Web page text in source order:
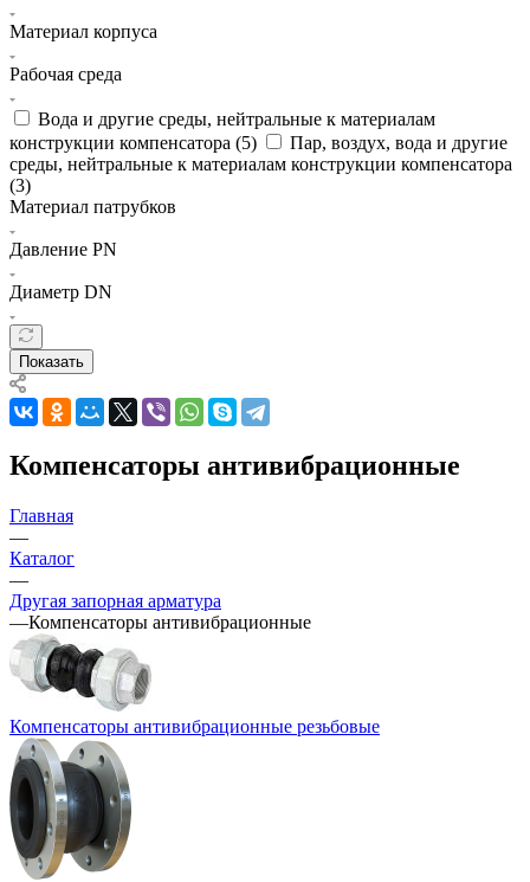
Материал корпуса
Рабочая среда
Вода и другие среды, нейтральные к материалам
конструкции компенсатора (5)
Пар, воздух, вода и другие
среды, нейтральные к материалам конструкции компенсатора
(3)
Материал патрубков
Давление PN
Диаметр DN
Показать
Компенсаторы антивибрационные
Главная
—
Каталог
—
Другая запорная арматура
—Компенсаторы антивибрационные
Компенсаторы антивибрационные резьбовые